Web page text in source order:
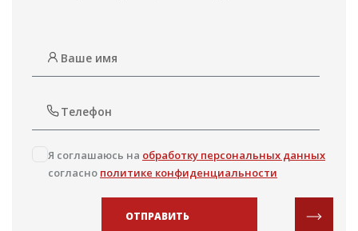
Я соглашаюсь на обработку персональных данных
согласно политике конфиденциальности
ОТПРАВИТЬ